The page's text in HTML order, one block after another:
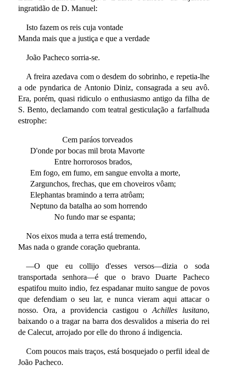
ingratidão de D. Manuel:
Isto fazem os reis cuja vontade
Manda mais que a justiça e que a verdade
João Pacheco sorria-se.
A freira azedava com o desdem do sobrinho, e repetia-lhe
a ode pyndarica de Antonio Diniz, consagrada a seu avô.
Era, porém, quasi ridiculo o enthusiasmo antigo da filha de
S. Bento, declamando com teatral gesticulação a farfalhuda
estrophe:
Cem paráos torveados
D'onde por bocas mil brota Mavorte
Entre horrorosos brados,
Em fogo, em fumo, em sangue envolta a morte,
Zargunchos, frechas, que em choveiros vôam;
Elephantas bramindo a terra atrôam;
Neptuno da batalha ao som horrendo
No fundo mar se espanta;
Nos eixos muda a terra está tremendo,
Mas nada o grande coração quebranta.
—O que eu collijo d'esses versos—dizia o soda
transportada senhora—é que o bravo Duarte Pacheco
espatifou muito indio, fez espadanar muito sangue de povos
que defendiam o seu lar, e nunca vieram aqui attacar o
nosso. Ora, a providencia castigou o Achilles lusitano,
baixando o a tragar na barra dos desvalidos a miseria do rei
de Calecut, arrojado por elle do throno á indigencia.
Com poucos mais traços, está bosquejado o perfil ideal de
João Pacheco.